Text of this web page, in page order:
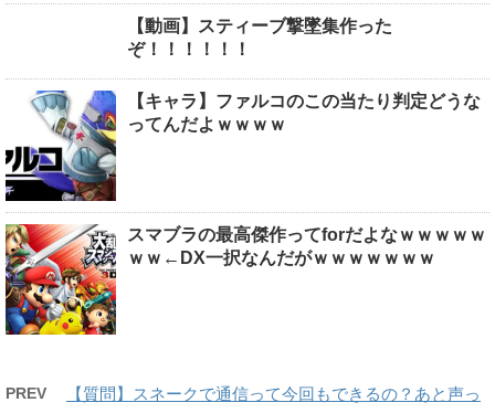
【動画】スティーブ撃墜集作った
ぞ！！！！！！
【キャラ】ファルコのこの当たり判定どうな
ってんだよｗｗｗｗ
スマブラの最高傑作ってforだよなｗｗｗｗｗ
ｗｗ←DX一択なんだがｗｗｗｗｗｗｗ
PREV
【質問】スネークで通信って今回もできるの？あと声っ